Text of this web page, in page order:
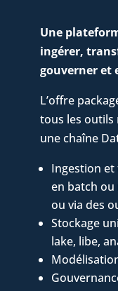
Une
ingérer,
gouverner et
L’offre
tous les outils
une chaîne
Ingestion
en batch ou
ou via des
Stockage
lake, libe,